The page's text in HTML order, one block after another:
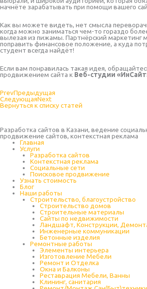
начнёте зарабатывать при помощи вашего
Как вы можете видеть, нет смысла
когда можно заниматься чем-то гораздо
вылезая из пижамы. Партнёрский маркетинг
поправить финансовое положение, а куда
студент всегда найдёт!
Если вам понравилась такая идея,
продвижением сайта к Веб-студии
PrevПредыдущая
СледующаяNext
Вернуться к списку статей
Разработка сайтов в Казани, ведение
продвижение сайтов, контекстная реклама
Главная
Услуги
Разработка сайтов
Контекстная реклама
Социальные сети
Поисковое продвижение
Узнать стоимость
Блог
Наши работы
Строительство, благоустройство
Строительство домов
Строительные материалы
Сайты по недвижимости
Ландшафт, Конструкции,
Инженерные коммуникации
Бетонные изделия
Ремонтные работы
Элементы интерьера
Изготовление Мебели
Ремонт и Отделка
Окна и Балконы
Реставрация Мебели, Ванны
Клининг, санитария